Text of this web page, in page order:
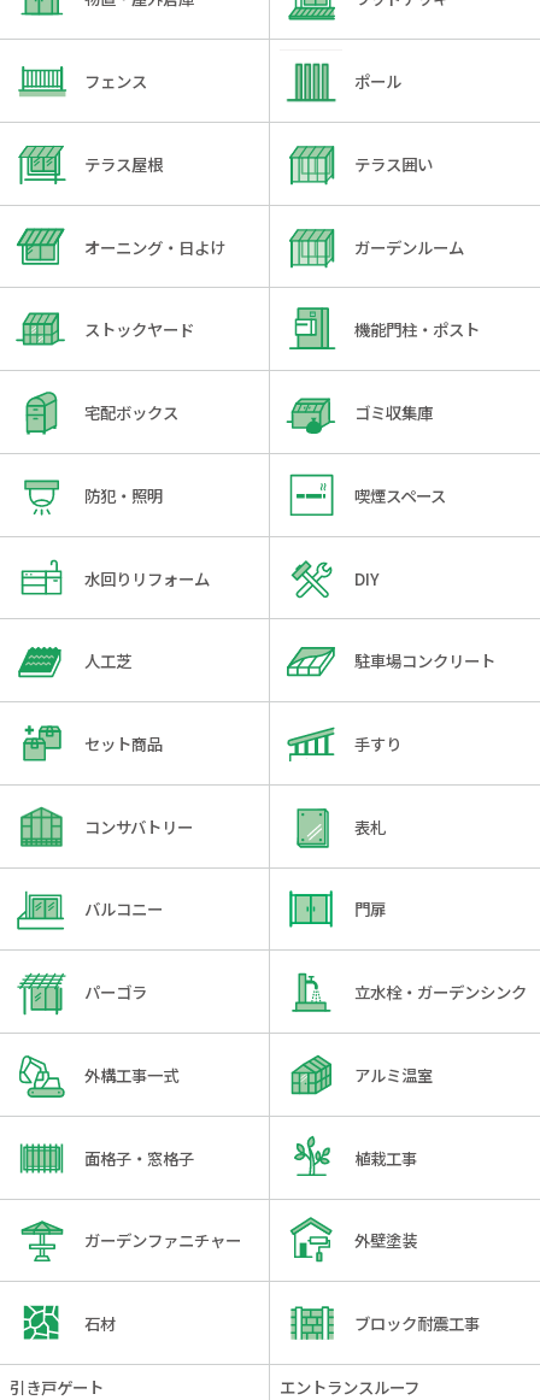
フェンス ポール
テラス屋根 テラス囲い
オーニング・日よけ ガーデンルーム
ストックヤード 機能門柱・ポスト
宅配ボックス ゴミ収集庫
防犯・照明 喫煙スペース
水回りリフォーム DIY
人工芝 駐車場コンクリート
セット商品 手すり
コンサバトリー 表札
バルコニー 門扉
パーゴラ 立水栓・ガーデンシンク
外構工事一式 アルミ温室
面格子・窓格子 植栽工事
ガーデンファニチャー 外壁塗装
石材 ブロック耐震工事
引き戸ゲート エントランスルーフ